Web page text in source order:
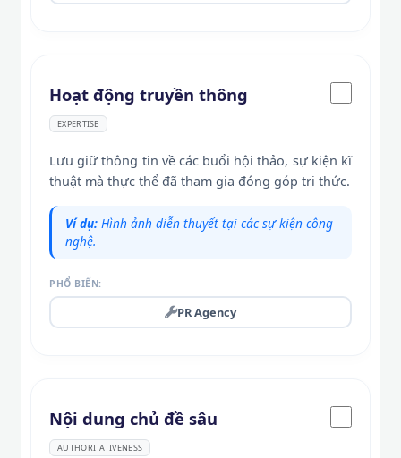
Hoạt động truyền thông
EXPERTISE
Lưu giữ thông tin về các buổi hội thảo, sự kiện kĩ
thuật mà thực thể đã tham gia đóng góp tri thức.
Ví dụ: Hình ảnh diễn thuyết tại các sự kiện công
nghệ.
PHỔ BIẾN:
PR Agency
Nội dung chủ đề sâu
AUTHORITATIVENESS